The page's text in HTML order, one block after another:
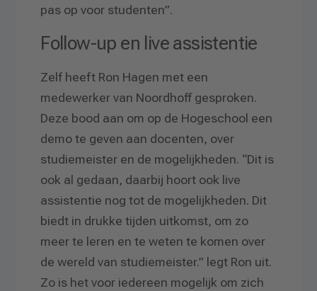
pas op voor studenten”.
Follow-up en live assistentie
Zelf heeft Ron Hagen met een
medewerker van Noordhoff gesproken.
Deze bood aan om op de Hogeschool een
demo te geven aan docenten, over
studiemeister en de mogelijkheden. “Dit is
ook al gedaan, daarbij hoort ook live
assistentie nog tot de mogelijkheden. Dit
biedt in drukke tijden uitkomst, om zo
meer te leren en te weten te komen over
de wereld van studiemeister.” legt Ron uit.
Zo is het voor iedereen mogelijk om zich